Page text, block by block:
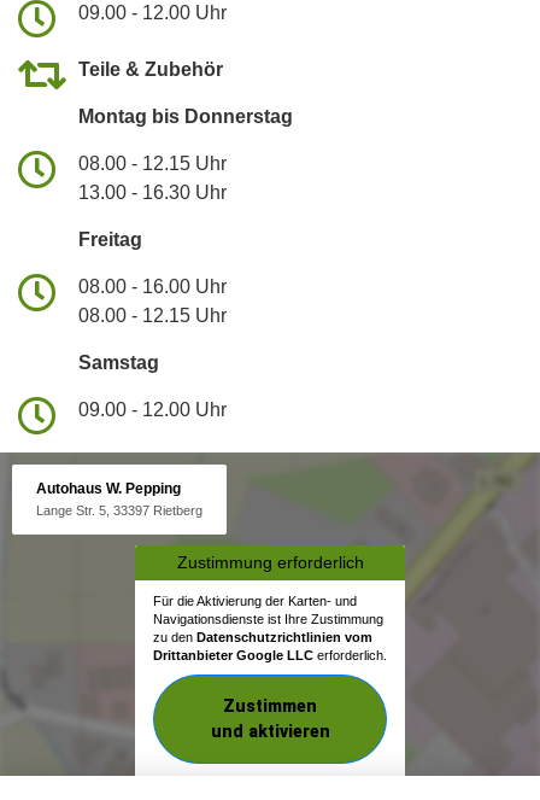
09.00 - 12.00 Uhr
Teile & Zubehör
Montag bis Donnerstag
08.00 - 12.15 Uhr
13.00 - 16.30 Uhr
Freitag
08.00 - 16.00 Uhr
08.00 - 12.15 Uhr
Samstag
09.00 - 12.00 Uhr
Autohaus W. Pepping
Lange Str. 5, 33397 Rietberg
Zustimmung erforderlich
Für die Aktivierung der Karten- und
Navigationsdienste ist Ihre Zustimmung
zu den Datenschutzrichtlinien vom
Drittanbieter Google LLC erforderlich.
Zustimmen
und aktivieren